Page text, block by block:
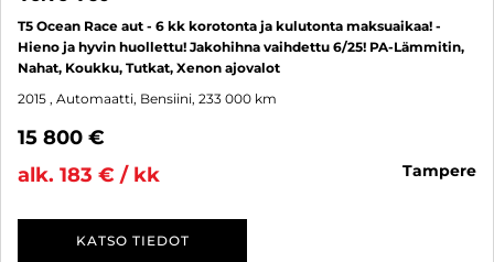
T5 Ocean Race aut - 6 kk korotonta ja kulutonta maksuaikaa! -
Hieno ja hyvin huollettu! Jakohihna vaihdettu 6/25! PA-Lämmitin,
Nahat, Koukku, Tutkat, Xenon ajovalot
2015 , Automaatti, Bensiini, 233 000 km
15 800 €
alk. 183 € / kk
tampere
KATSO TIEDOT